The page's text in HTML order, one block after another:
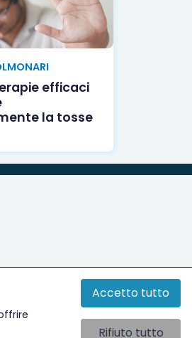
efficaci
la tosse
Accetto tutto
Rifiuto tutto